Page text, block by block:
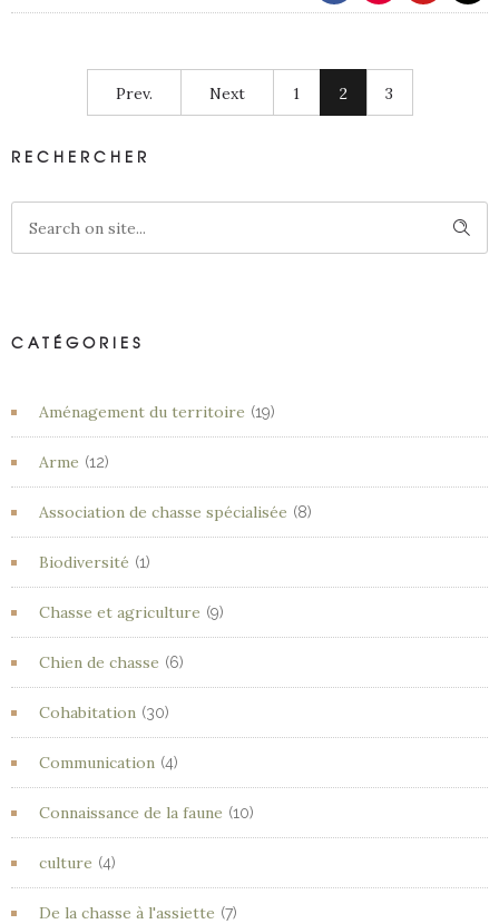
Prev. Next 1 2 3
RECHERCHER
CATÉGORIES
Aménagement du territoire (19)
Arme (12)
Association de chasse spécialisée (8)
Biodiversité (1)
Chasse et agriculture (9)
Chien de chasse (6)
Cohabitation (30)
Communication (4)
Connaissance de la faune (10)
culture (4)
De la chasse à l'assiette (7)